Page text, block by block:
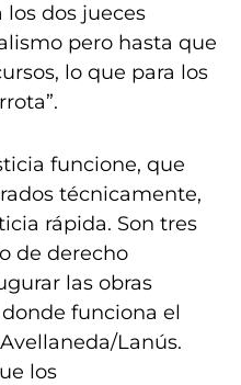
dos jueces
pero hasta que
lo que para los
funcione, que
técnicamente,
rápida. Son tres
de derecho
las obras
funciona el
Lanús.
los